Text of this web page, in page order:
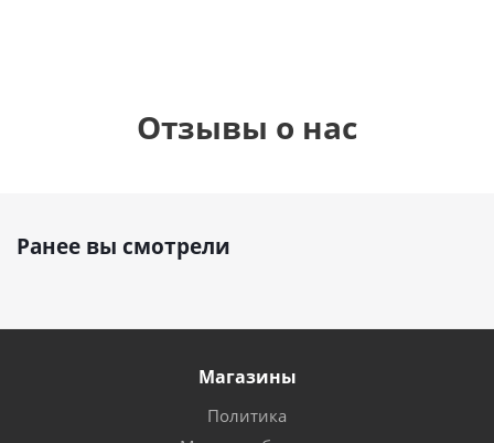
Отзывы о нас
Ранее вы смотрели
Магазины
Политика